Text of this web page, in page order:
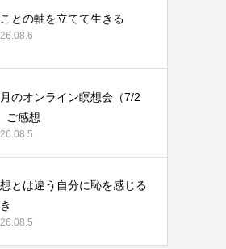
ことの軸を立てて生きる
のオンライン瞑想会（7/2
ご感想
とは違う自分に恥を感じる